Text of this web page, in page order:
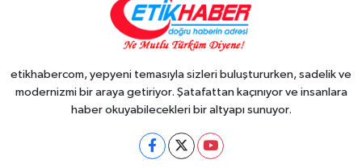
etikhabercom, yepyeni temasıyla sizleri buluştururken, sadelik ve
modernizmi bir araya getiriyor. Şatafattan kaçınıyor ve insanlara
haber okuyabilecekleri bir altyapı sunuyor.